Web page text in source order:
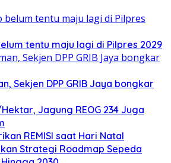
tentu maju lagi di Pilpres 2029
Sekjen DPP GRIB Jaya bongkar
Jagung REOG 234 Juga
REMISI saat Hari Natal
Strategi Roadmap Sepeda